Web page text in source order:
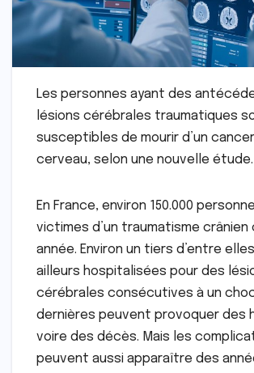
Les personnes ayant des
lésions cérébrales traumatiques
susceptibles de mourir d’un
cerveau, selon une nouvelle étude.
En France, environ 150.000
victimes d’un traumatisme crânien
année. Environ un tiers d’entre
ailleurs hospitalisées pour des
cérébrales consécutives à un
dernières peuvent provoquer des
voire des décès. Mais les
peuvent aussi apparaître des